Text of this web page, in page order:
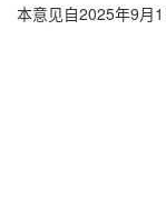
本意见自2025年9月1